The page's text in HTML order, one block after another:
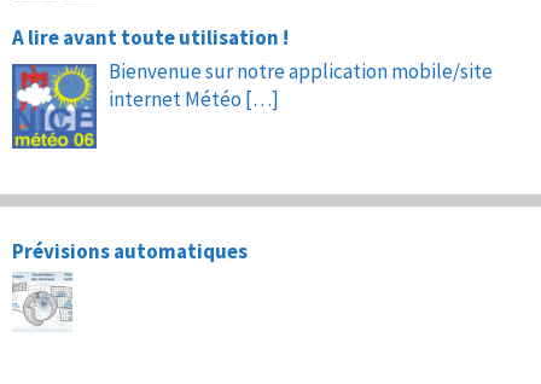
A lire avant toute utilisation !
Bienvenue sur notre application mobile/site
internet Météo […]
Prévisions automatiques